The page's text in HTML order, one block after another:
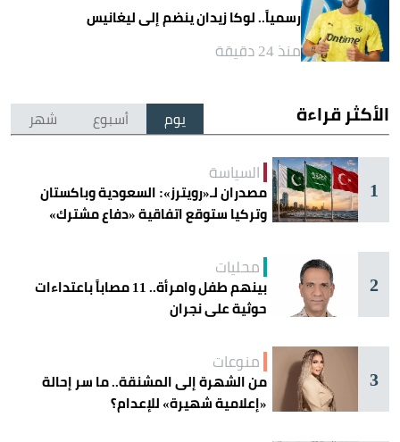
رسمياً.. لوكا زيدان ينضم إلى ليغانيس
منذ 24 دقيقة
الأكثر قراءة يوم أسبوع شهر
1
السياسة
مصدران لـ«رويترز»: السعودية وباكستان
وتركيا ستوقع اتفاقية «دفاع مشترك»
2
محليات
بينهم طفل وامرأة.. 11 مصاباً باعتداءات
حوثية على نجران
3
منوعات
من الشهرة إلى المشنقة.. ما سر إحالة
«إعلامية شهيرة» للإعدام؟